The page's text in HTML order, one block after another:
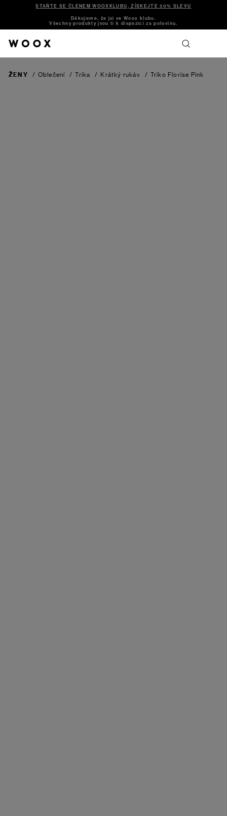
STAŇTE SE ČLENEM WOOXKLUBU, ZÍSKEJTE 50% SLEVU
Děkujeme, že jsi ve Woox klubu.
Všechny produkty jsou ti k dispozici za polovinu.
ŽENY / Oblečení / Trika / Krátký rukáv / Triko Florise Pink